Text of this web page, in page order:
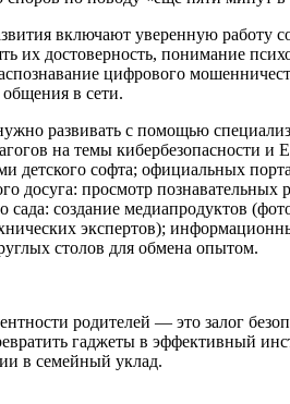
включают уверенную работу
их достоверность, понимание
цифрового
общения в сети.
развивать с помощью
на темы кибербезопасности
детского софта; официальных
досуга: просмотр
сада: создание медиапродуктов
экспертов);
столов для обмена опытом.
родителей — это залог
гаджеты в эффективный
в семейный уклад.